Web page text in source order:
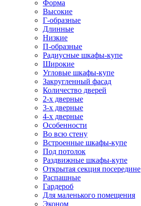
Форма
Высокие
Г-образные
Длинные
Низкие
П-образные
Радиусные шкафы-купе
Широкие
Угловые шкафы-купе
Закругленный фасад
Количество дверей
2-х дверные
3-х дверные
4-х дверные
Особенности
Во всю стену
Встроенные шкафы-купе
Под потолок
Раздвижные шкафы-купе
Открытая секция посередине
Распашные
Гардероб
Для маленького помещения
Эконом